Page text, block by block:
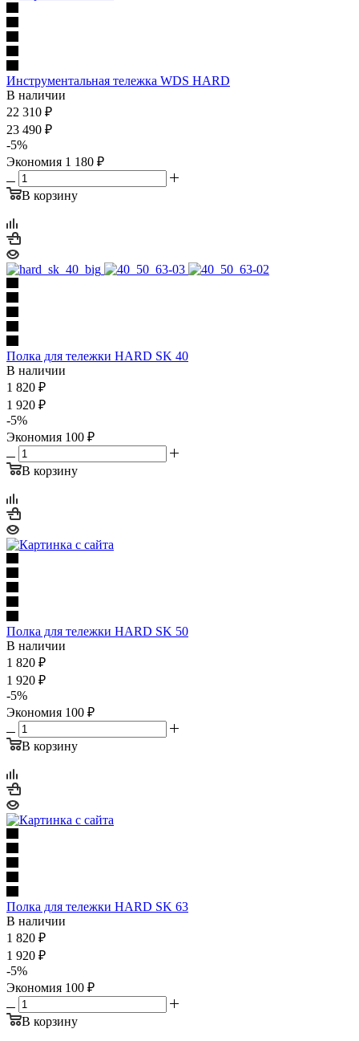
Инструментальная тележка WDS HARD
В наличии
22 310 ₽
23 490 ₽
-5%
Экономия 1 180 ₽
В корзину
Полка для тележки HARD SK 40
В наличии
1 820 ₽
1 920 ₽
-5%
Экономия 100 ₽
В корзину
Полка для тележки HARD SK 50
В наличии
1 820 ₽
1 920 ₽
-5%
Экономия 100 ₽
В корзину
Полка для тележки HARD SK 63
В наличии
1 820 ₽
1 920 ₽
-5%
Экономия 100 ₽
В корзину